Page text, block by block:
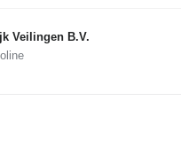
Veilingen B.V.